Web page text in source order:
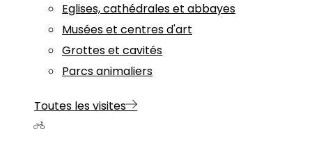
Eglises, cathédrales et abbayes
Musées et centres d'art
Grottes et cavités
Parcs animaliers
Toutes les visites